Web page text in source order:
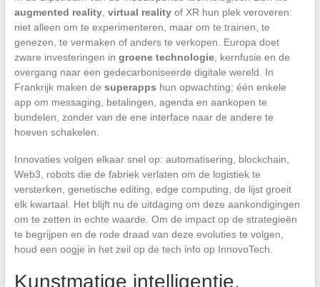
augmented reality, virtual realityof XR hun plek veroveren:
niet alleen om te experimenteren, maar om te trainen, te
genezen, te vermaken of anders te verkopen. Europa doet
zware investeringen in groene technologie, kernfusie en de
overgang naar een gedecarboniseerde digitale wereld. In
Frankrijk maken de superapps hun opwachting: één enkele
app om messaging, betalingen, agenda en aankopen te
bundelen, zonder van de ene interface naar de andere te
hoeven schakelen.
Innovaties volgen elkaar snel op: automatisering, blockchain,
Web3, robots die de fabriek verlaten om de logistiek te
versterken, genetische editing, edge computing, de lijst groeit
elk kwartaal. Het blijft nu de uitdaging om deze aankondigingen
om te zetten in echte waarde. Om de impact op de strategieën
te begrijpen en de rode draad van deze evoluties te volgen,
houd een oogje in het zeil op de tech info op InnovoTech.
Kunstmatige intelligentie,